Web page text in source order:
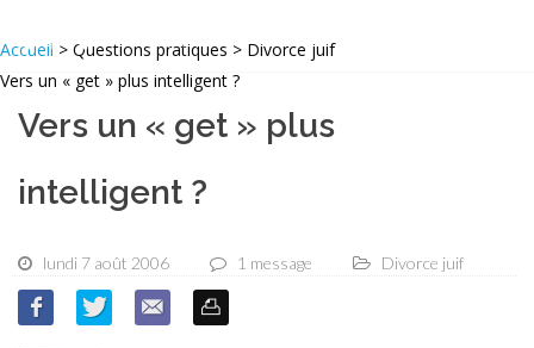
Accueil > Questions pratiques > Divorce juif
Vers un « get » plus intelligent ?
Vers un « get » plus
intelligent ?
lundi 7 août 2006 1 message Divorce juif